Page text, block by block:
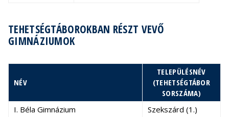
TEHETSÉGTÁBOROKBAN RÉSZT VEVŐ
GIMNÁZIUMOK
NÉV
TELEPÜLÉSNÉV
(TEHETSÉGTÁBOR
SORSZÁMA)
I. Béla Gimnázium
Szekszárd (1.)